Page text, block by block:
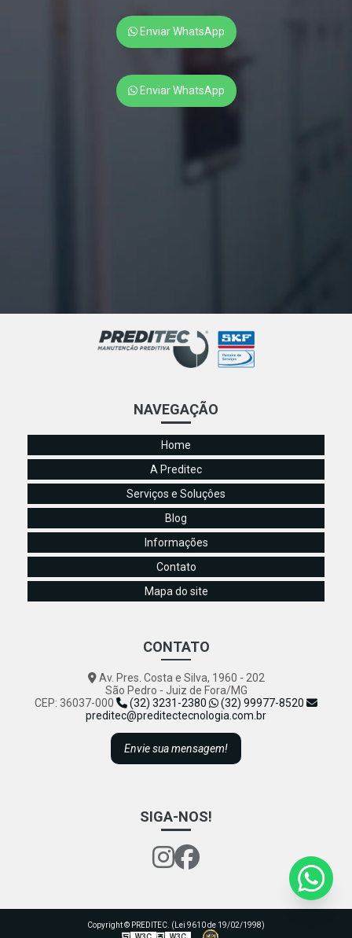
Enviar WhatsApp
Enviar WhatsApp
NAVEGAÇÃO
Home
A Preditec
Serviços e Soluçôes
Blog
Informações
Contato
Mapa do site
CONTATO
Av. Pres. Costa e Silva, 1960 - 202
São Pedro - Juiz de Fora/MG
CEP: 36037-000
(32) 3231-2380
(32) 99977-8520
preditec@preditectecnologia.com.br
Envie sua mensagem!
SIGA-NOS!
Copyright © PREDITEC. (Lei 9610 de 19/02/1998)